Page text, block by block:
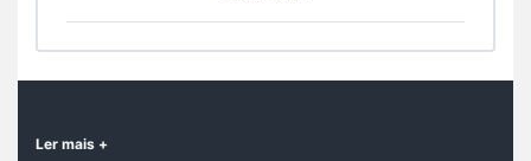
Ler mais +